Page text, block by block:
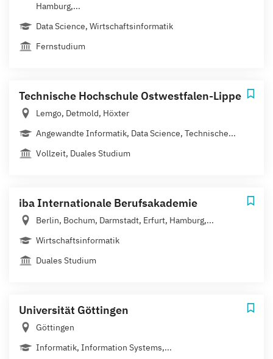
Hamburg,...
Data Science, Wirtschaftsinformatik
Fernstudium
Technische Hochschule Ostwestfalen-Lippe
Lemgo, Detmold, Höxter
Angewandte Informatik, Data Science, Technische...
Vollzeit, Duales Studium
iba Internationale Berufsakademie
Berlin, Bochum, Darmstadt, Erfurt, Hamburg,...
Wirtschaftsinformatik
Duales Studium
Universität Göttingen
Göttingen
Informatik, Information Systems,...